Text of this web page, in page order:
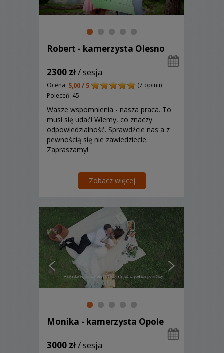
Robert - kamerzysta Olesno
2300 zł/ sesja
Ocena: 5,00 / 5
(7 opinii)
Poleceń: 45
Wasze wspomnienia - nasza praca. To
musi się udać! Wiemy, co znaczy
odpowiedzialność. Sprawdźcie nas a z
pewnością się nie zawiedziecie.
Zapraszamy!
Zobacz więcej
Monika - kamerzysta Opole
3000 zł/ sesja